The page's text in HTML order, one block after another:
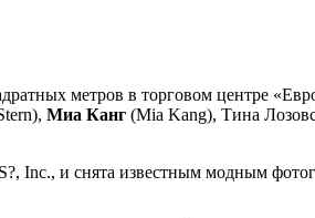
метров в торговом центре
Миа Канг (Mia Kang), Тина
Inc., и снята известным модным